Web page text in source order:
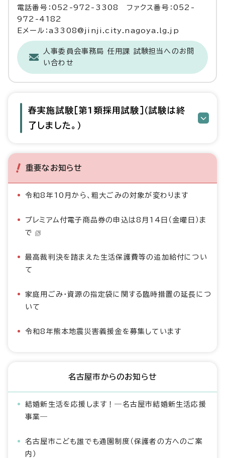
電話番号：052-972-3308 ファクス番号：052-
972-4182
Eメール：a3308@jinji.city.nagoya.lg.jp
人事委員会事務局 任用課 試験担当へのお問
い合わせ
春実施試験［第1類採用試験］（試験は終
了しました。）
重要なお知らせ
令和8年10月から、粗大ごみの対象が変わります
プレミアム付電子商品券の申込は8月14日（金曜日）ま
で
最高裁判決を踏まえた生活保護費等の追加給付につい
て
家庭用ごみ・資源の指定袋に関する臨時措置の延長につ
いて
令和8年熊本地震災害義援金を募集しています
名古屋市からのお知らせ
結婚新生活を応援します！―名古屋市結婚新生活応援
事業―
名古屋市こども誰でも通園制度（保護者の方へのご案
内）